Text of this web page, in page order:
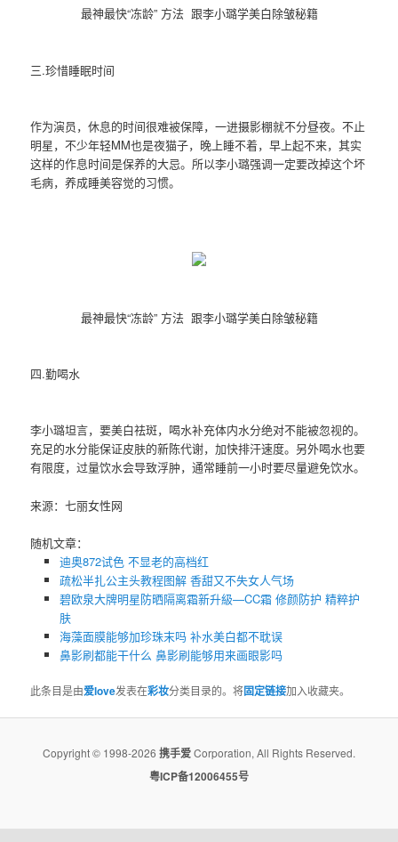
最神最快“冻龄” 方法 跟李小璐学美白除皱秘籍
三.珍惜睡眠时间
作为演员，休息的时间很难被保障，一进摄影棚就不分昼夜。不止
明星，不少年轻MM也是夜猫子，晚上睡不着，早上起不来，其实
这样的作息时间是保养的大忌。所以李小璐强调一定要改掉这个坏
毛病，养成睡美容觉的习惯。
最神最快“冻龄” 方法 跟李小璐学美白除皱秘籍
四.勤喝水
李小璐坦言，要美白祛斑，喝水补充体内水分绝对不能被忽视的。
充足的水分能保证皮肤的新陈代谢，加快排汗速度。另外喝水也要
有限度，过量饮水会导致浮肿，通常睡前一小时要尽量避免饮水。
来源：七丽女性网
随机文章：
迪奥872试色 不显老的高档红
疏松半扎公主头教程图解 香甜又不失女人气场
碧欧泉大牌明星防晒隔离霜新升級—CC霜 修颜防护 精粹护
肤
海藻面膜能够加珍珠末吗 补水美白都不耽误
鼻影刷都能干什么 ​鼻影刷能够用来画眼影吗
此条目是由爱love发表在彩妆分类目录的。将固定链接加入收藏夹。
Copyright © 1998-2026 携手爱Corporation, All Rights Reserved.
粤ICP备12006455号